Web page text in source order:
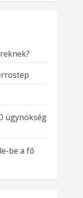
ügynökség
be a fő